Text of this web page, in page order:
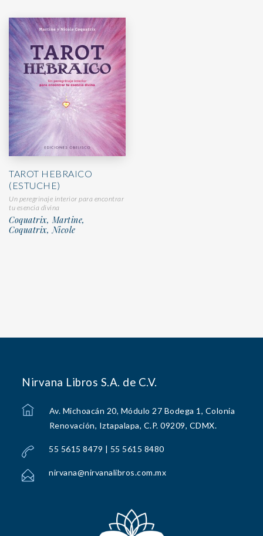
TAROT HEBRAICO
(ESTUCHE)
Un peregrinaje interior para encontrar
tu esencia divina
Coquatrix, Martine,
Coquatrix, Nicole
Nirvana Libros S.A. de C.V.
Av. Michoacán 20, Módulo 27 Bodega 1, Colonia
Renovación, Iztapalapa, C.P. 09209, CDMX.
55 5615 8479 | 55 5615 8480
nirvana@nirvanalibros.com.mx